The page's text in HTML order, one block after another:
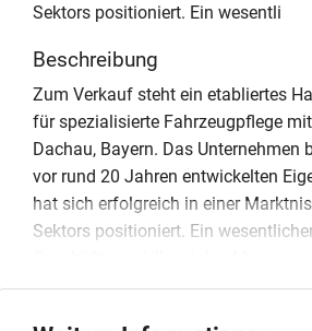
Sektors positioniert. Ein wesentli
Beschreibung
Zum Verkauf steht ein etabliertes
für spezialisierte Fahrzeugpflege
Dachau, Bayern. Das Unternehmen
vor rund 20 Jahren entwickelten
hat sich erfolgreich in einer
Sektors positioniert. Ein
stabile Existenzgrundlage bildet.